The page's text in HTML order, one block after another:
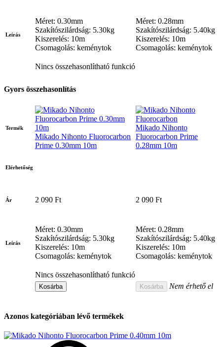
Leírás
Méret: 0.30mm
Szakítószilárdság: 5.30kg
Kiszerelés: 10m
Csomagolás: keménytok
Méret: 0.28mm
Szakítószilárdság: 5.40kg
Kiszerelés: 10m
Csomagolás: keménytok
Nincs összehasonlítható funkció
Gyors összehasonlítás
Termék
Mikado Nihonto Fluorocarbon
Prime 0.30mm 10m
Mikado Nihonto
Fluorocarbon Prime
0.28mm 10m
Elérhetőség
Ár 2 090 Ft 2 090 Ft
Leírás
Méret: 0.30mm
Szakítószilárdság: 5.30kg
Kiszerelés: 10m
Csomagolás: keménytok
Méret: 0.28mm
Szakítószilárdság: 5.40kg
Kiszerelés: 10m
Csomagolás: keménytok
Nincs összehasonlítható funkció
Kosárba Kosárba Nem érhető el
Azonos kategóriában lévő termékek